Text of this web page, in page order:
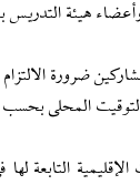
هيئة
ضرورة الالتزام
المحلی
التابعة